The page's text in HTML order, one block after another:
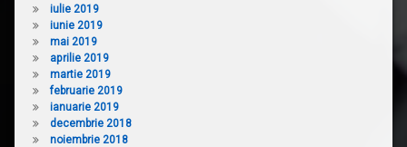
iulie 2019
iunie 2019
mai 2019
aprilie 2019
martie 2019
februarie 2019
ianuarie 2019
decembrie 2018
noiembrie 2018